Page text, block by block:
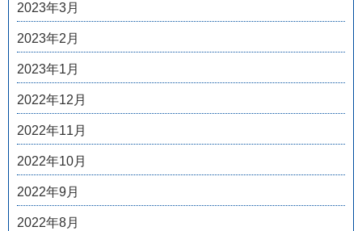
2023年3月
2023年2月
2023年1月
2022年12月
2022年11月
2022年10月
2022年9月
2022年8月